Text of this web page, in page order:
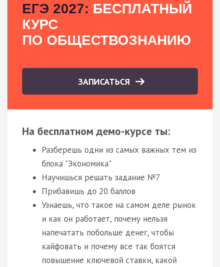
ЕГЭ 2027: БЕСПЛАТНЫЙ
КУРС
ПО ОБЩЕСТВОЗНАНИЮ
ЗАПИСАТЬСЯ
На бесплатном демо-курсе ты:
Разберешь одни из самых важных тем из
блока "Экономика"
Научишься решать задание №7
Прибавишь до 20 баллов
Узнаешь, что такое на самом деле рынок
и как он работает, почему нельзя
напечатать побольше денег, чтобы
кайфовать и почему все так боятся
повышение ключевой ставки, какой